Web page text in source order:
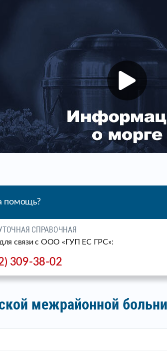
помощь?
СПРАВОЧНАЯ
связи c ООО «ГУП ЕС ГРС»:
309-38-02
межрайонной